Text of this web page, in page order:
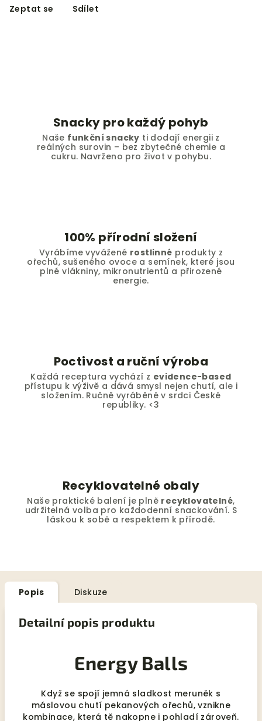
Zeptat se Sdílet
Snacky pro každý pohyb
Naše funkční snacky ti dodají energii z
reálných surovin – bez zbytečné chemie a
cukru. Navrženo pro život v pohybu.
100% přírodní složení
Vyrábíme vyvážené rostlinné produkty z
ořechů, sušeného ovoce a semínek, které jsou
plné vlákniny, mikronutrientů a přirozené
energie.
Poctivost a ruční výroba
Každá receptura vychází z evidence-based
přístupu k výživě a dává smysl nejen chutí, ale i
složením. Ručně vyráběné v srdci České
republiky. <3
Recyklovatelné obaly
Naše praktické balení je plně recyklovatelné,
udržitelná volba pro každodenní snackování. S
láskou k sobě a respektem k přírodě.
Popis Diskuze
Detailní popis produktu
Energy Balls
Když se spojí jemná sladkost meruněk s
máslovou chutí pekanových ořechů, vznikne
kombinace, která tě nakopne i pohladí zároveň.